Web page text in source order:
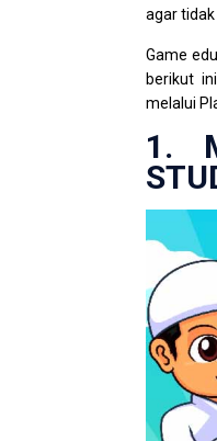
agar
Game
berikut
melalui
1.